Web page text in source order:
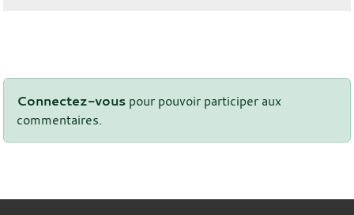
Connectez-vous pour pouvoir participer aux
commentaires.